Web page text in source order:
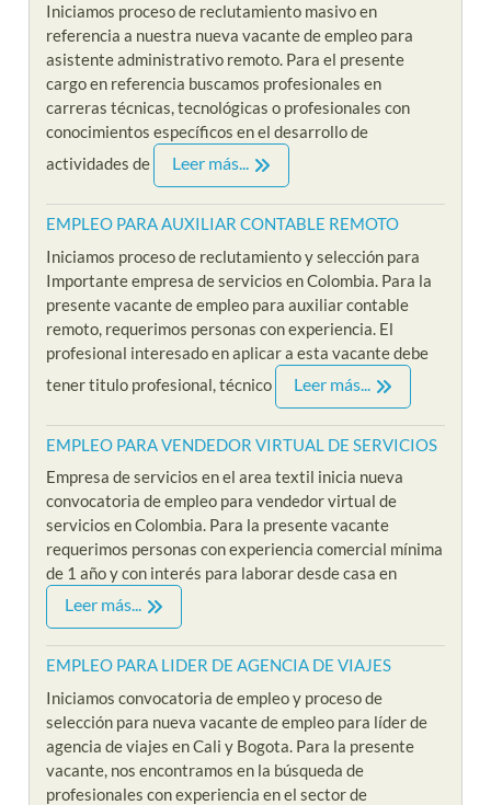
Iniciamos proceso de reclutamiento masivo en
referencia a nuestra nueva vacante de empleo para
asistente administrativo remoto. Para el presente
cargo en referencia buscamos profesionales en
carreras técnicas, tecnológicas o profesionales con
conocimientos específicos en el desarrollo de
actividades de
Leer más...
EMPLEO PARA AUXILIAR CONTABLE REMOTO
Iniciamos proceso de reclutamiento y selección para
Importante empresa de servicios en Colombia. Para la
presente vacante de empleo para auxiliar contable
remoto, requerimos personas con experiencia. El
profesional interesado en aplicar a esta vacante debe
tener titulo profesional, técnico
Leer más...
EMPLEO PARA VENDEDOR VIRTUAL DE SERVICIOS
Empresa de servicios en el area textil inicia nueva
convocatoria de empleo para vendedor virtual de
servicios en Colombia. Para la presente vacante
requerimos personas con experiencia comercial mínima
de 1 año y con interés para laborar desde casa en
Leer más...
EMPLEO PARA LIDER DE AGENCIA DE VIAJES
Iniciamos convocatoria de empleo y proceso de
selección para nueva vacante de empleo para líder de
agencia de viajes en Cali y Bogota. Para la presente
vacante, nos encontramos en la búsqueda de
profesionales con experiencia en el sector de